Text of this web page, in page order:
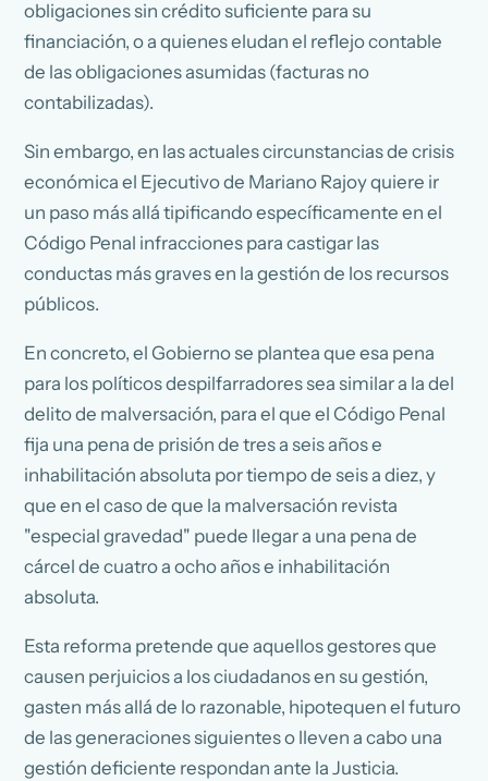
obligaciones sin crédito suficiente para su
financiación, o a quienes eludan el reflejo contable
de las obligaciones asumidas (facturas no
contabilizadas).
Sin embargo, en las actuales circunstancias de crisis
económica el Ejecutivo de Mariano Rajoy quiere ir
un paso más allá tipificando específicamente en el
Código Penal infracciones para castigar las
conductas más graves en la gestión de los recursos
públicos.
En concreto, el Gobierno se plantea que esa pena
para los políticos despilfarradores sea similar a la del
delito de malversación, para el que el Código Penal
fija una pena de prisión de tres a seis años e
inhabilitación absoluta por tiempo de seis a diez, y
que en el caso de que la malversación revista
"especial gravedad" puede llegar a una pena de
cárcel de cuatro a ocho años e inhabilitación
absoluta.
Esta reforma pretende que aquellos gestores que
causen perjuicios a los ciudadanos en su gestión,
gasten más allá de lo razonable, hipotequen el futuro
de las generaciones siguientes o lleven a cabo una
gestión deficiente respondan ante la Justicia.